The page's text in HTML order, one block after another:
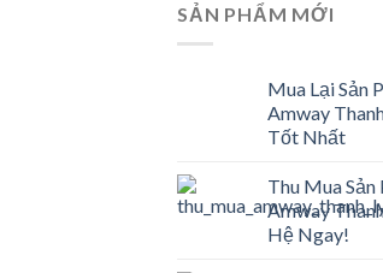
SẢN PHẨM MỚI
Mua Lại Sản
Amway
Tốt Nhất
Thu Mua Sản
Amway
Hệ Ngay!